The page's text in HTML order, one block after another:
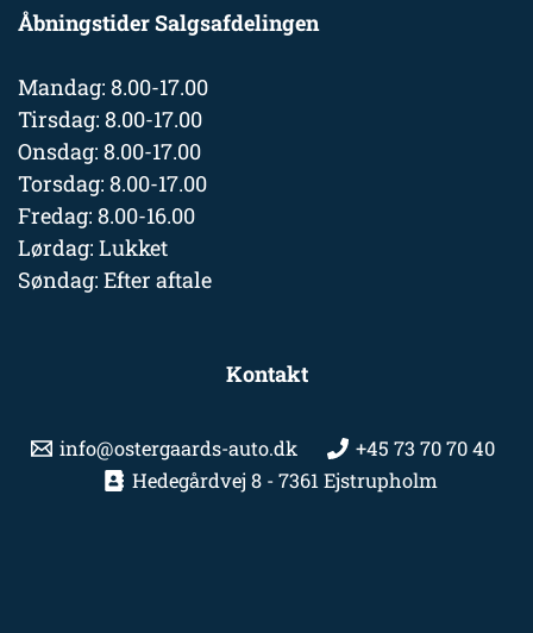
Åbningstider Salgsafdelingen
Mandag: 8.00-17.00
Tirsdag: 8.00-17.00
Onsdag: 8.00-17.00
Torsdag: 8.00-17.00
Fredag: 8.00-16.00
Lørdag: Lukket
Søndag: Efter aftale
Kontakt
info@ostergaards-auto.dk
+45 73 70 70 40
Hedegårdvej 8 - 7361 Ejstrupholm